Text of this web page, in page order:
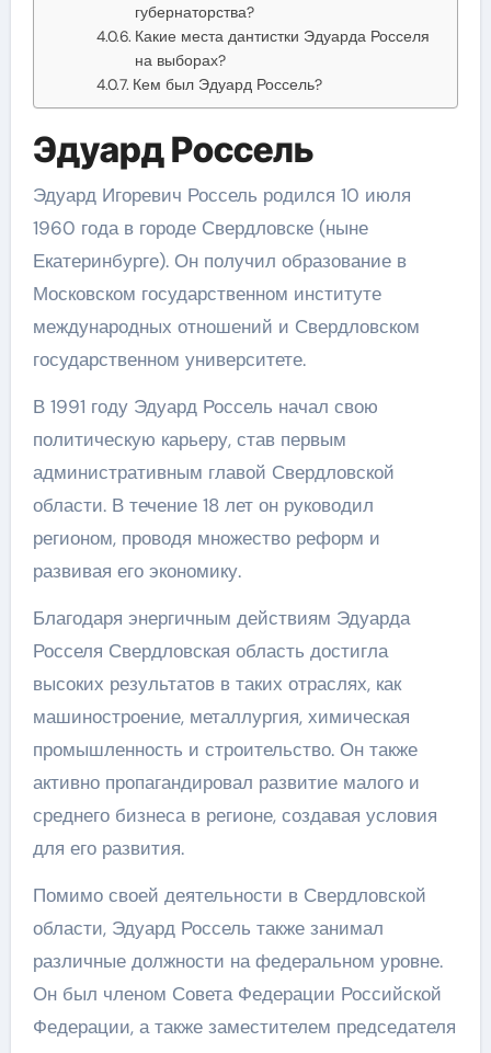
губернаторства?
Какие места дантистки Эдуарда Росселя
на выборах?
Кем был Эдуард Россель?
Эдуард Россель
Эдуард Игоревич Россель родился 10 июля
1960 года в городе Свердловске (ныне
Екатеринбурге). Он получил образование в
Московском государственном институте
международных отношений и Свердловском
государственном университете.
В 1991 году Эдуард Россель начал свою
политическую карьеру, став первым
административным главой Свердловской
области. В течение 18 лет он руководил
регионом, проводя множество реформ и
развивая его экономику.
Благодаря энергичным действиям Эдуарда
Росселя Свердловская область достигла
высоких результатов в таких отраслях, как
машиностроение, металлургия, химическая
промышленность и строительство. Он также
активно пропагандировал развитие малого и
среднего бизнеса в регионе, создавая условия
для его развития.
Помимо своей деятельности в Свердловской
области, Эдуард Россель также занимал
различные должности на федеральном уровне.
Он был членом Совета Федерации Российской
Федерации, а также заместителем председателя